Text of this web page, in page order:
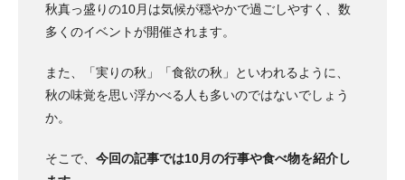
秋真っ盛りの10月は気候が穏やかで過ごしやすく、数
多くのイベントが開催されます。
また、「実りの秋」「食欲の秋」といわれるように、
秋の味覚を思い浮かべる人も多いのではないでしょう
か。
そこで、 今回の記事では10月の行事や食べ物を紹介し